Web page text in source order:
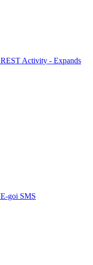
REST Activity - Expands
E-goi SMS